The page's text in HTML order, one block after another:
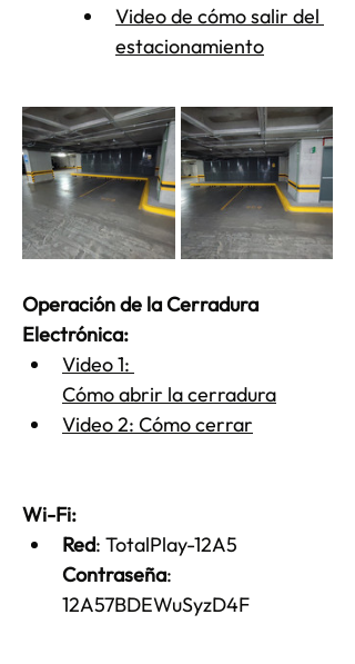
Video de cómo salir del
estacionamiento
Operación de la Cerradura
Electrónica:
Video 1:
Cómo abrir la cerradura
Video 2: Cómo cerrar
Wi-Fi:
Red: TotalPlay-12A5
Contraseña:
12A57BDEWuSyzD4F